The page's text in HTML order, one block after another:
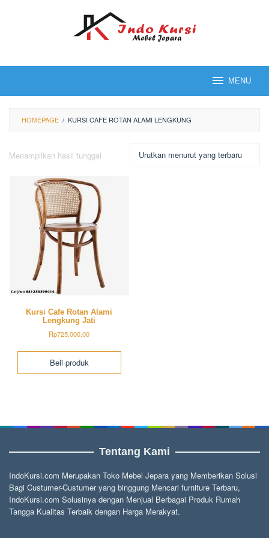
MENU
HOMEPAGE / KURSI CAFE ROTAN ALAMI LENGKUNG
Menampilkan hasil tunggal
Kursi Cafe Rotan Alami
Lengkung Jati
Rp725,000.00
Beli produk
Tentang Kami
IndoKursi.com Merupakan Toko Mebel Jepara yang Memberikan Solusi
Bagi Custumer-Custumer yang binggung Mencari furniture Terbaru,
IndoKursi.com Solusinya dengan Menjual Berbagai Produk Rumah
Tangga Kualitas Terbaik dengan Harga Merakyat.